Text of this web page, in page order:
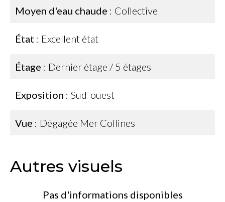
Moyen d'eau chaude Collective
État Excellent état
Étage Dernier étage / 5 étages
Exposition Sud-ouest
Vue Dégagée Mer Collines
Autres visuels
Pas d'informations disponibles